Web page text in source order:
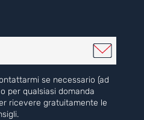
se necessario (ad
per qualsiasi domanda
ricevere gratuitamente le